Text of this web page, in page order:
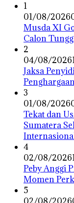
1
01/08/2026
Musda XI
Calon
2
04/08/2026
Jaksa
3
01/08/2026
Tekat dan
Sumatera
4
02/08/2026
Peby Anggi
Momen
5